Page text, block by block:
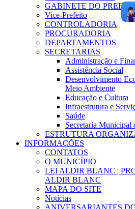
GABINETE DO
Vice-Prefeito
CONTROLADORIA
PROCURADORIA
DEPARTAMENTOS
SECRETARIAS
Administração e
Assistência Social
Desenvolvimento
Meio Ambiente
Educação e Cultura
Infraestrutura e
Saúde
Secretaria Municipal
ESTRUTURA
INFORMAÇÕES
CONTATOS
O MUNICÍPIO
LEI ALDIR BLANC |
ALDIR BLANC
MAPA DO SITE
Notícias
ANIVERSARIANTES